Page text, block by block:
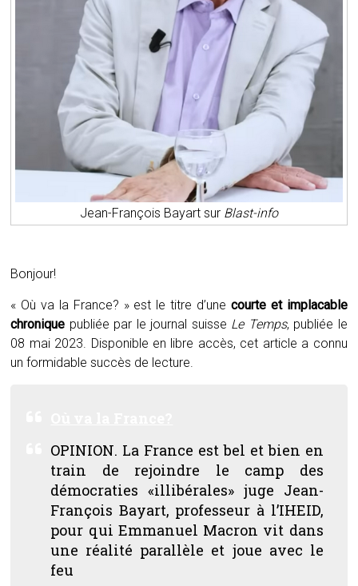
Jean-François Bayart sur Blast-info
Bonjour!
« Où va la France? » est le titre d’une courte et implacable
chronique publiée par le journal suisse Le Temps, publiée le
08 mai 2023. Disponible en libre accès, cet article a connu
un formidable succès de lecture.
OPINION. La France est bel et bien en
train de rejoindre le camp des
démocraties «illibérales» juge Jean-
François Bayart, professeur à l’IHEID,
pour qui Emmanuel Macron vit dans
une réalité parallèle et joue avec le
feu